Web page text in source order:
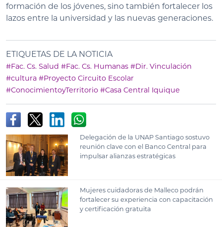
formación de los jóvenes, sino también fortalecer los
lazos entre la universidad y las nuevas generaciones.
ETIQUETAS DE LA NOTICIA
#Fac. Cs. Salud #Fac. Cs. Humanas #Dir. Vinculación
#cultura #Proyecto Circuito Escolar
#ConocimientoyTerritorio #Casa Central Iquique
Delegación de la UNAP Santiago sostuvo
reunión clave con el Banco Central para
impulsar alianzas estratégicas
Mujeres cuidadoras de Malleco podrán
fortalecer su experiencia con capacitación
y certificación gratuita